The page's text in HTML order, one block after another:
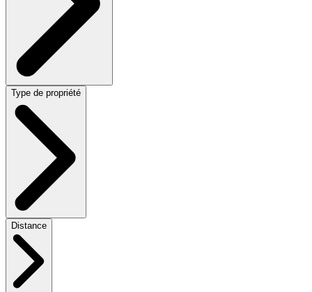
Type de propriété
Distance